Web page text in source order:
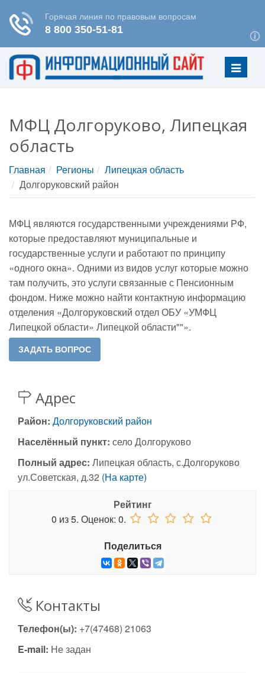
Меню
МФЦ Долгоруково, Липецкая
область
Главная Регионы
Липецкая область
Долгоруковский район
МФЦ являются государственными учреждениями РФ,
которые предоставляют муниципальные и
государственные услуги и работают по принципу
«одного окна». Одними из видов услуг которые можно
там получить, это услуги связанные с Пенсионным
фондом. Ниже можно найти контактную информацию
отделения «Долгоруковский отдел ОБУ «УМФЦ
Липецкой области» Липецкой области""».
Адрес
Район: Долгоруковский район
Населённый пункт: село Долгоруково
Полный адрес: Липецкая область, с.Долгоруково
ул.Советская, д.32 (На карте)
Рейтинг
0 из5. Оценок: 0.
Поделиться
Контакты
Телефон(ы): +7(47468) 21063
E-mail: Не задан